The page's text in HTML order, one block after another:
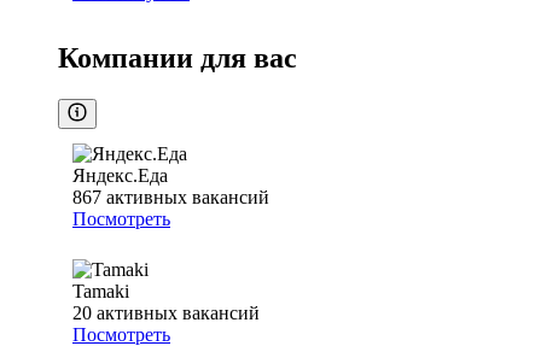
Компании для вас
Яндекс.Еда
867 активных вакансий
Посмотреть
Tamaki
20 активных вакансий
Посмотреть